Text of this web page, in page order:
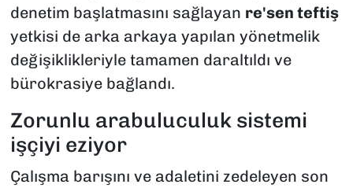
denetim başlatmasını sağlayan re'sen teftiş
yetkisi de arka arkaya yapılan yönetmelik
değişiklikleriyle tamamen daraltıldı ve
bürokrasiye bağlandı.
Zorunlu arabuluculuk sistemi
işçiyi eziyor
Çalışma barışını ve adaletini zedeleyen son